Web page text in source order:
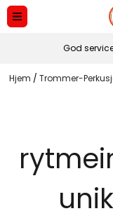
Hopp til innhold
God
Hjem / Trommer-